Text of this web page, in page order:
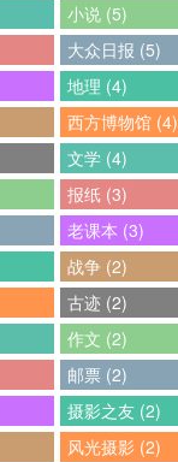
小说 (5)
大众日报 (5)
地理 (4)
西方博物馆 (4)
文学 (4)
报纸 (3)
老课本 (3)
战争 (2)
古迹 (2)
作文 (2)
邮票 (2)
摄影之友 (2)
风光摄影 (2)